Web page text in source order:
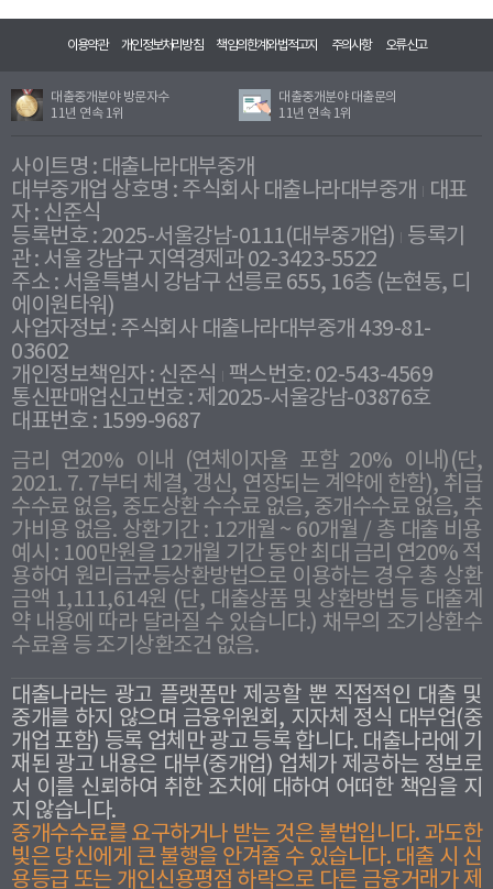
이용약관 개인정보처리방침 책임의한계와법적고지 주의사항 오류신고
대출중개분야 방문자수
11년 연속 1위
대출중개분야 대출문의
11년 연속 1위
사이트명 : 대출나라대부중개
대부중개업 상호명 : 주식회사 대출나라대부중개
대표
자 : 신준식
등록번호 : 2025-서울강남-0111(대부중개업) 등록기
관 : 서울 강남구 지역경제과 02-3423-5522
주소 : 서울특별시 강남구 선릉로 655, 16층 (논현동, 디
에이원타워)
사업자정보 : 주식회사 대출나라대부중개 439-81-
03602
개인정보책임자 : 신준식
팩스번호: 02-543-4569
통신판매업신고번호 : 제2025-서울강남-03876호
대표번호 : 1599-9687
금리 연20% 이내 (연체이자율 포함 20% 이내)(단,
2021. 7. 7부터 체결, 갱신, 연장되는 계약에 한함), 취급
수수료 없음, 중도상환 수수료 없음, 중개수수료 없음, 추
가비용 없음. 상환기간 : 12개월 ~ 60개월 / 총 대출 비용
예시 : 100만원을 12개월 기간 동안 최대 금리 연20% 적
용하여 원리금균등상환방법으로 이용하는 경우 총 상환
금액 1,111,614원 (단, 대출상품 및 상환방법 등 대출계
약 내용에 따라 달라질 수 있습니다.) 채무의 조기상환수
수료율 등 조기상환조건 없음.
대출나라는 광고 플랫폼만 제공할 뿐 직접적인 대출 및
중개를 하지 않으며 금융위원회, 지자체 정식 대부업(중
개업 포함) 등록 업체만 광고 등록 합니다. 대출나라에 기
재된 광고 내용은 대부(중개업) 업체가 제공하는 정보로
서 이를 신뢰하여 취한 조치에 대하여 어떠한 책임을 지
지 않습니다.
중개수수료를 요구하거나 받는 것은 불법입니다. 과도한
빛은 당신에게 큰 불행을 안겨줄 수 있습니다. 대출 시 신
용등급 또는 개인신용평점 하락으로 다른 금융거래가 제